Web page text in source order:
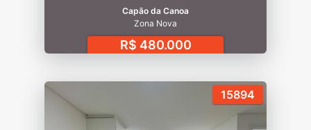
Capão da Canoa
Zona Nova
R$ 480.000
15894